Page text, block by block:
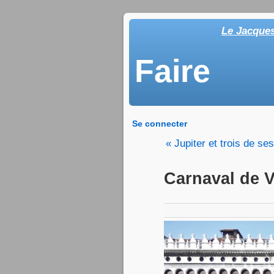
Le
Faire
Se connecter
« Jupiter et trois de
Carnaval de